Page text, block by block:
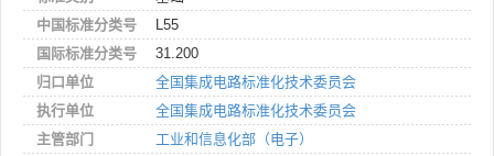
中国标准分类号
L55
国际标准分类号
31.200
归口单位
全国集成电路标准化技术委员会
执行单位
全国集成电路标准化技术委员会
主管部门
工业和信息化部（电子）